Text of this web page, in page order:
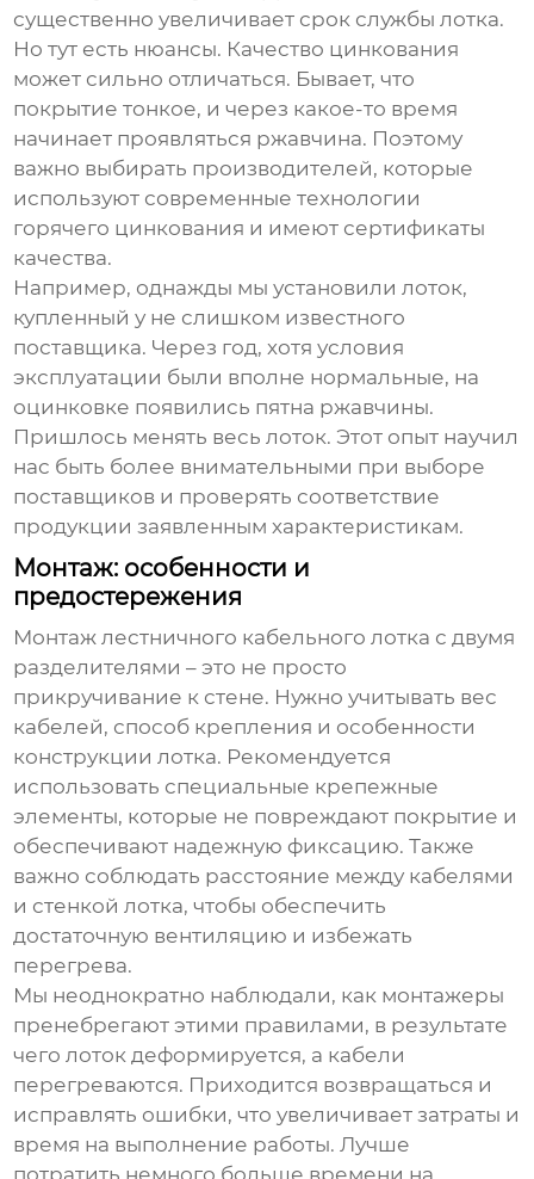
существенно увеличивает срок службы лотка.
Но тут есть нюансы. Качество цинкования
может сильно отличаться. Бывает, что
покрытие тонкое, и через какое-то время
начинает проявляться ржавчина. Поэтому
важно выбирать производителей, которые
используют современные технологии
горячего цинкования и имеют сертификаты
качества.
Например, однажды мы установили лоток,
купленный у не слишком известного
поставщика. Через год, хотя условия
эксплуатации были вполне нормальные, на
оцинковке появились пятна ржавчины.
Пришлось менять весь лоток. Этот опыт научил
нас быть более внимательными при выборе
поставщиков и проверять соответствие
продукции заявленным характеристикам.
Монтаж: особенности и
предостережения
Монтаж лестничного кабельного лотка с двумя
разделителями – это не просто
прикручивание к стене. Нужно учитывать вес
кабелей, способ крепления и особенности
конструкции лотка. Рекомендуется
использовать специальные крепежные
элементы, которые не повреждают покрытие и
обеспечивают надежную фиксацию. Также
важно соблюдать расстояние между кабелями
и стенкой лотка, чтобы обеспечить
достаточную вентиляцию и избежать
перегрева.
Мы неоднократно наблюдали, как монтажеры
пренебрегают этими правилами, в результате
чего лоток деформируется, а кабели
перегреваются. Приходится возвращаться и
исправлять ошибки, что увеличивает затраты и
время на выполнение работы. Лучше
потратить немного больше времени на